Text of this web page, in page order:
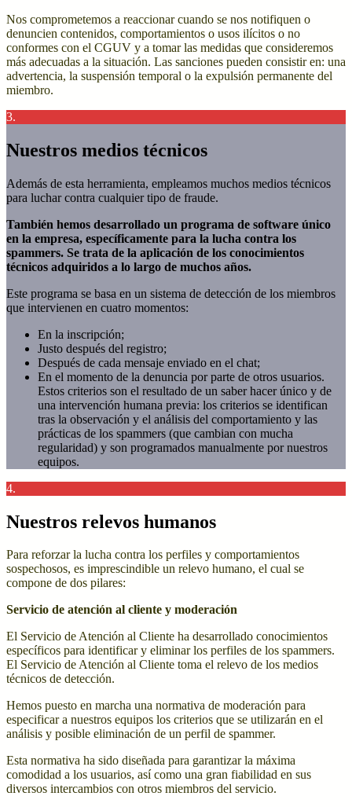
Nos comprometemos a reaccionar cuando se nos notifiquen o
denuncien contenidos, comportamientos o usos ilícitos o no
conformes con el CGUV y a tomar las medidas que consideremos
más adecuadas a la situación. Las sanciones pueden consistir en: una
advertencia, la suspensión temporal o la expulsión permanente del
miembro.
3.
Nuestros medios técnicos
Además de esta herramienta, empleamos muchos medios técnicos
para luchar contra cualquier tipo de fraude.
También hemos desarrollado un programa de software único
en la empresa, específicamente para la lucha contra los
spammers. Se trata de la aplicación de los conocimientos
técnicos adquiridos a lo largo de muchos años.
Este programa se basa en un sistema de detección de los miembros
que intervienen en cuatro momentos:
En la inscripción;
Justo después del registro;
Después de cada mensaje enviado en el chat;
En el momento de la denuncia por parte de otros usuarios.
Estos criterios son el resultado de un saber hacer único y de
una intervención humana previa: los criterios se identifican
tras la observación y el análisis del comportamiento y las
prácticas de los spammers (que cambian con mucha
regularidad) y son programados manualmente por nuestros
equipos.
4.
Nuestros relevos humanos
Para reforzar la lucha contra los perfiles y comportamientos
sospechosos, es imprescindible un relevo humano, el cual se
compone de dos pilares:
Servicio de atención al cliente y moderación
El Servicio de Atención al Cliente ha desarrollado conocimientos
específicos para identificar y eliminar los perfiles de los spammers.
El Servicio de Atención al Cliente toma el relevo de los medios
técnicos de detección.
Hemos puesto en marcha una normativa de moderación para
especificar a nuestros equipos los criterios que se utilizarán en el
análisis y posible eliminación de un perfil de spammer.
Esta normativa ha sido diseñada para garantizar la máxima
comodidad a los usuarios, así como una gran fiabilidad en sus
diversos intercambios con otros miembros del servicio.